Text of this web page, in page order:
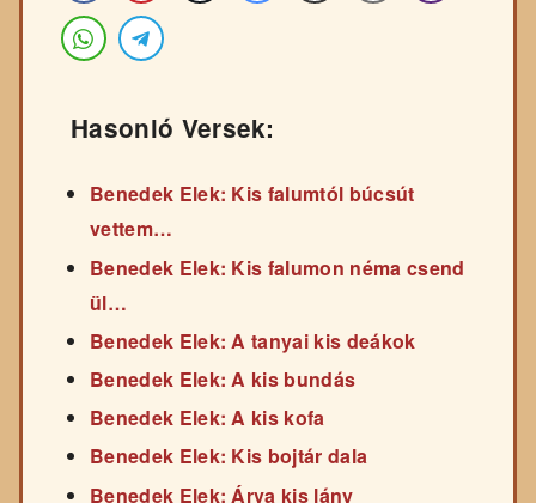
Hasonló Versek:
Benedek Elek: Kis falumtól búcsút
vettem…
Benedek Elek: Kis falumon néma csend
ül…
Benedek Elek: A tanyai kis deákok
Benedek Elek: A kis bundás
Benedek Elek: A kis kofa
Benedek Elek: Kis bojtár dala
Benedek Elek: Árva kis lány